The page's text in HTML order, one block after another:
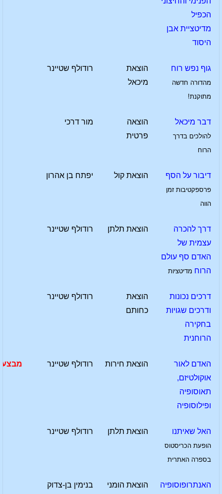
הכפיל
מדיטציית אבן
היסוד
גוף נפש רוח
מהדורה חדשה
מתוקנת!
הוצאת
מיכאל
רודולף שטיינר
דבר מיכאל
להולכים בדרך
הרוח
הוצאה
פרטית
מור דרכי
דיבור על הסף
פרספקטיבות זמן
הווה
הוצאת קול יפתח בן אהרון
דרך להכרה
עצמית של
האדם סף עולם
הרוח מדיטציות
הוצאת תלתן רודולף שטיינר
דרכים נכונות
ודרכים שגויות
בחקירה
הרוחנית
הוצאת
כחותם
רודולף שטיינר
האדם לאור
אוקולטיזם,
תאוסופיה
ופילוסופיה
הוצאת חירות רודולף שטיינר מבצע
האל שאיתנו
הופעת הכריסטוס
בספרה האתרית
הוצאת תלתן רודולף שטיינר
האנתרופוסופיה
הוצאת הומני בנימין בן-צדוק